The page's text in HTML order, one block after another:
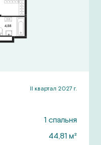
II квартал 2027 г.
1 спальня
44,81 м²